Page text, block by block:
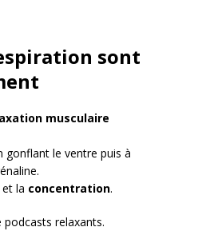
sont
musculaire
gonflant le ventre puis à
et la concentration.
podcasts relaxants.